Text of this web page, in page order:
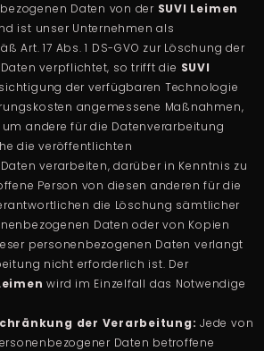
Daten von der SUVI Leimen
ist unser Unternehmen als
Art. 17 Abs. 1 DS-GVO zur Löschung der
verpflichtet, so trifft die SUVI
der verfügbaren Technologie
angemessene Maßnahmen,
andere für die Datenverarbeitung
die veröffentlichten
verarbeiten, darüber in Kenntnis zu
Person von diesen anderen für die
die Löschung sämtlicher
Daten oder von Kopien
personenbezogenen Daten verlangt
nicht erforderlich ist. Der
wird im Einzelfall das Notwendige
der Verarbeitung: Jede von
Daten betroffene